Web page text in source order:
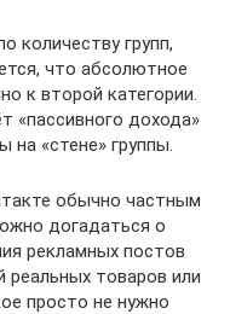
количеству групп,
что абсолютное
к второй категории.
«пассивного дохода»
«стене» группы.
обычно частным
догадаться о
рекламных постов
реальных товаров или
просто не нужно